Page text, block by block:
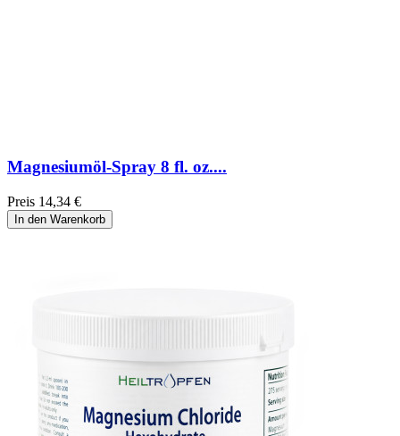
Magnesiumöl-Spray 8 fl. oz....
Preis 14,34 €
In den Warenkorb